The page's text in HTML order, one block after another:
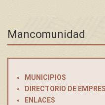
Mancomunidad
MUNICIPIOS
DIRECTORIO DE
ENLACES